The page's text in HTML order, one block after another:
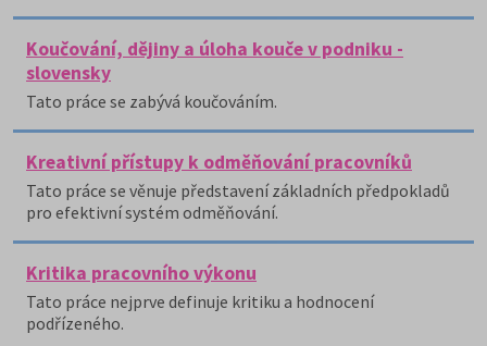
Koučování, dějiny a úloha kouče v podniku -
slovensky
Tato práce se zabývá koučováním.
Kreativní přístupy k odměňování pracovníků
Tato práce se věnuje představení základních předpokladů
pro efektivní systém odměňování.
Kritika pracovního výkonu
Tato práce nejprve definuje kritiku a hodnocení
podřízeného.